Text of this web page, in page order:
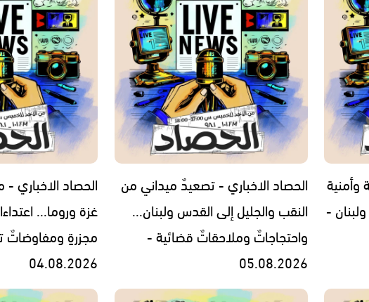
وأمنية
-
الحصاد الاخباري - تصعيدٌ ميداني من
النقب والجليل إلى القدس ولبنان...
واحتجاجاتٌ وملاحقاتٌ قضائية -
05.08.2026
الحصاد الاخباري
غزة وروما...
مجزرةٍ ومفاوضاتٌ
04.08.2026